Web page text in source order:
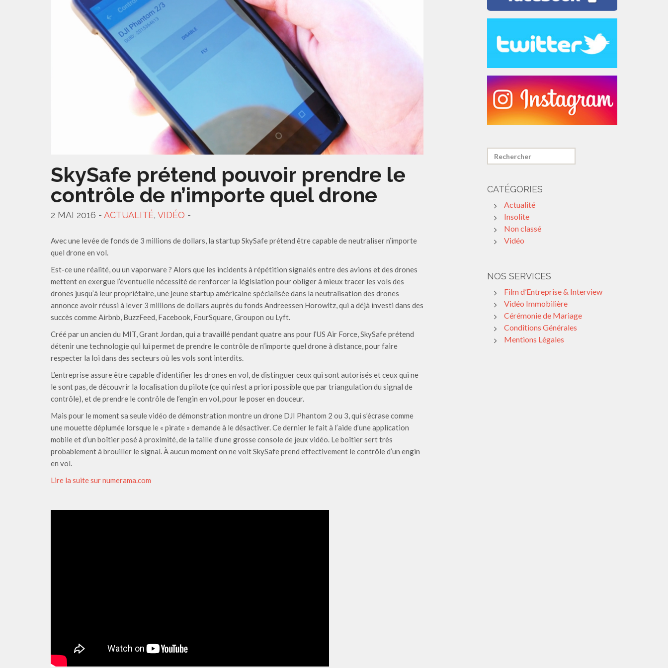
SkySafe prétend pouvoir prendre le
contrôle de n’importe quel drone
2 MAI 2016 - ACTUALITÉ, VIDÉO -
Avec une levée de fonds de 3 millions de dollars, la startup SkySafe prétend être capable de neutraliser n’importe
quel drone en vol.
Est-ce une réalité, ou un vaporware ? Alors que les incidents à répétition signalés entre des avions et des drones
mettent en exergue l’éventuelle nécessité de renforcer la législation pour obliger à mieux tracer les vols des
drones jusqu’à leur propriétaire, une jeune startup américaine spécialisée dans la neutralisation des drones
annonce avoir réussi à lever 3 millions de dollars auprès du fonds Andreessen Horowitz, qui a déjà investi dans des
succès comme Airbnb, BuzzFeed, Facebook, FourSquare, Groupon ou Lyft.
Créé par un ancien du MIT, Grant Jordan, qui a travaillé pendant quatre ans pour l’US Air Force, SkySafe prétend
détenir une technologie qui lui permet de prendre le contrôle de n’importe quel drone à distance, pour faire
respecter la loi dans des secteurs où les vols sont interdits.
L’entreprise assure être capable d’identifier les drones en vol, de distinguer ceux qui sont autorisés et ceux qui ne
le sont pas, de découvrir la localisation du pilote (ce qui n’est a priori possible que par triangulation du signal de
contrôle), et de prendre le contrôle de l’engin en vol, pour le poser en douceur.
Mais pour le moment sa seule vidéo de démonstration montre un drone DJI Phantom 2 ou 3, qui s’écrase comme
une mouette déplumée lorsque le « pirate » demande à le désactiver. Ce dernier le fait à l’aide d’une application
mobile et d’un boîtier posé à proximité, de la taille d’une grosse console de jeux vidéo. Le boîtier sert très
probablement à brouiller le signal. À aucun moment on ne voit SkySafe prend effectivement le contrôle d’un engin
en vol.
Lire la suite sur numerama.com
CATÉGORIES
Actualité
Insolite
Non classé
Vidéo
NOS SERVICES
Film d’Entreprise & Interview
Vidéo Immobilière
Cérémonie de Mariage
Conditions Générales
Mentions Légales